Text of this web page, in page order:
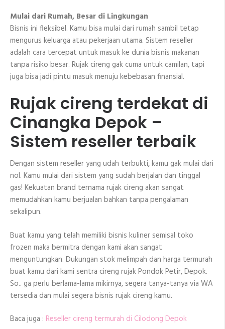
Mulai dari Rumah, Besar di Lingkungan
Bisnis ini fleksibel. Kamu bisa mulai dari rumah sambil tetap
mengurus keluarga atau pekerjaan utama. Sistem reseller
adalah cara tercepat untuk masuk ke dunia bisnis makanan
tanpa risiko besar. Rujak cireng gak cuma untuk camilan, tapi
juga bisa jadi pintu masuk menuju kebebasan finansial.
Rujak cireng terdekat di
Cinangka Depok –
Sistem reseller terbaik
Dengan sistem reseller yang udah terbukti, kamu gak mulai dari
nol. Kamu mulai dari sistem yang sudah berjalan dan tinggal
gas! Kekuatan brand ternama rujak cireng akan sangat
memudahkan kamu berjualan bahkan tanpa pengalaman
sekalipun.
Buat kamu yang telah memiliki bisnis kuliner semisal toko
frozen maka bermitra dengan kami akan sangat
menguntungkan. Dukungan stok melimpah dan harga termurah
buat kamu dari kami sentra cireng rujak Pondok Petir, Depok.
So.. ga perlu berlama-lama mikirnya, segera tanya-tanya via WA
tersedia dan mulai segera bisnis rujak cireng kamu.
Baca juga : Reseller cireng termurah di Cilodong Depok